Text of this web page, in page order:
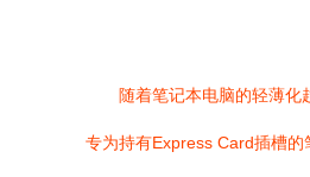
随着笔记本电脑的轻薄
专为持有Express Card插槽